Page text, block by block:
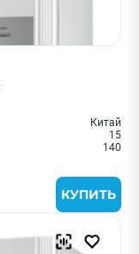
Китай
15
140
КУПИТЬ